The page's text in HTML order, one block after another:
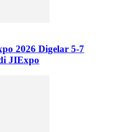
2026 Digelar 5-7
JIExpo